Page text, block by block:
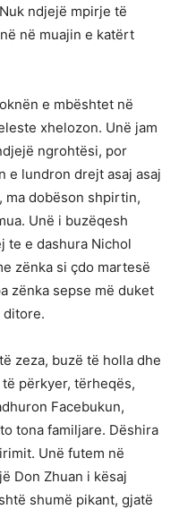
ndjejë mpirje të
në muajin e katërt
e mbështet në
xhelozon. Unë jam
ngrohtësi, por
e lundron drejt asaj asaj
ma dobëson shpirtin,
Unë i buzëqesh
te e dashura Nichol
zënka si çdo martesë
zënka sepse më duket
ditore.
zeza, buzë të holla dhe
përkyer, tërheqës,
Facebukun,
tona familjare. Dëshira
Unë futem në
Don Zhuan i kësaj
shumë pikant, gjatë